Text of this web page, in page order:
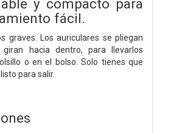
y compacto para
fácil.
graves. Los auriculares se pliegan
hacia dentro, para llevarlos
o en el bolso. Solo tienes que
para salir.